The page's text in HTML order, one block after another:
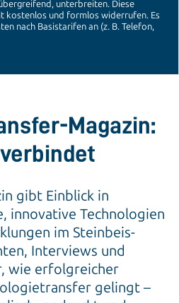
Magazin:
gibt Einblick in
innovative Technologien
im Steinbeis-
Interviews und
wie erfolgreicher
gelingt –